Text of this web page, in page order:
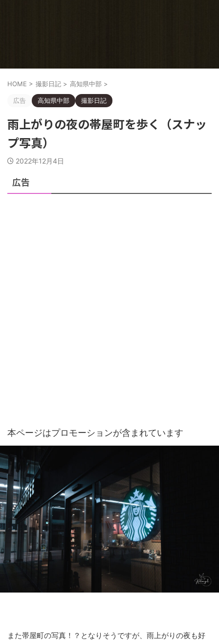
HOME > 撮影日記 > 高知県中部 >
広告 高知県中部 撮影日記
雨上がりの夜の帯屋町を歩く（スナッ
プ写真）
2022年12月4日
広告
本ページはプロモーションが含まれています
また帯屋町の写真！？となりそうですが、雨上がりの夜も好